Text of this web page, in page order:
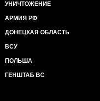
УНИЧТОЖЕНИЕ
АРМИЯ РФ
ДОНЕЦКАЯ ОБЛАСТЬ
ВСУ
ПОЛЬША
ГЕНШТАБ ВС